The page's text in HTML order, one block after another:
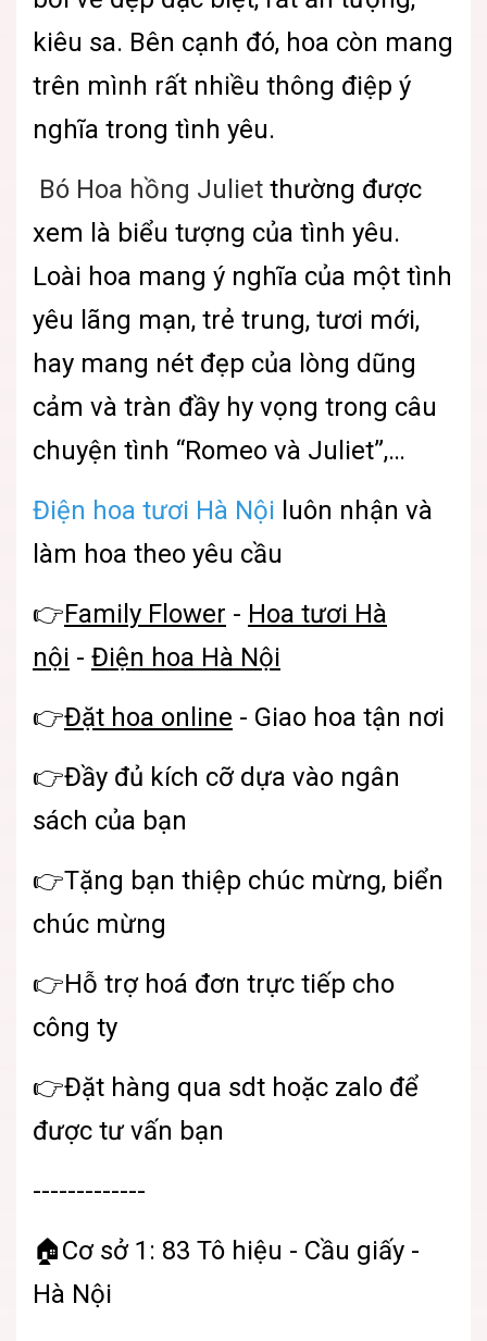
kiêu sa. Bên cạnh đó, hoa còn mang
trên mình rất nhiều thông điệp ý
nghĩa trong tình yêu.
Bó Hoa hồng Juliet thường được
xem là biểu tượng của tình yêu.
Loài hoa mang ý nghĩa của một tình
yêu lãng mạn, trẻ trung, tươi mới,
hay mang nét đẹp của lòng dũng
cảm và tràn đầy hy vọng trong câu
chuyện tình “Romeo và Juliet”,…
Điện hoa tươi Hà Nội luôn nhận và
làm hoa theo yêu cầu
👉Family Flower - Hoa tươi Hà
nội - Điện hoa Hà Nội
👉Đặt hoa online - Giao hoa tận nơi
👉Đầy đủ kích cỡ dựa vào ngân
sách của bạn
👉Tặng bạn thiệp chúc mừng, biển
chúc mừng
👉Hỗ trợ hoá đơn trực tiếp cho
công ty
👉Đặt hàng qua sdt hoặc zalo để
được tư vấn bạn
-------------
🏠Cơ sở 1: 83 Tô hiệu - Cầu giấy -
Hà Nội